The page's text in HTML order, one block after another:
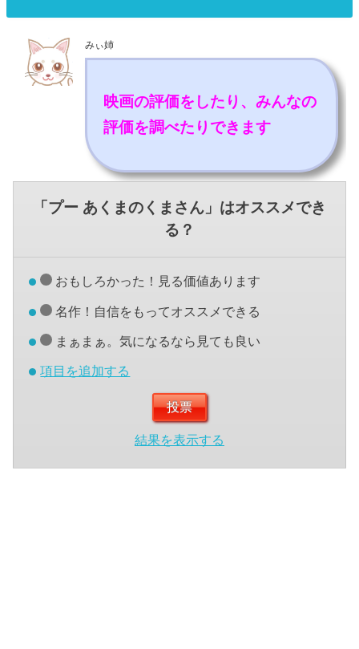
みぃ姉
映画の評価をしたり、みんなの
評価を調べたりできます
「プー あくまのくまさん」はオススメでき
る？
おもしろかった！見る価値あります
名作！自信をもってオススメできる
まぁまぁ。気になるなら見ても良い
項目を追加する
結果を表示する